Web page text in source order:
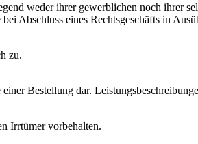
weder ihrer gewerblichen noch ihrer
Abschluss eines Rechtsgeschäfts in
zu.
Bestellung dar.
Irrtümer vorbehalten.